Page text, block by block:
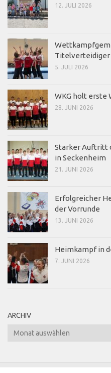
12. JULI 2026
Titelverteidiger
5. JULI 2026
WKG holt erste
28. JUNI 2026
Starker Auftritt
in Seckenheim
21. JUNI 2026
Erfolgreicher
der Vorrunde
13. JUNI 2026
Heimkampf in
7. JUNI 2026
ARCHIV
Archiv